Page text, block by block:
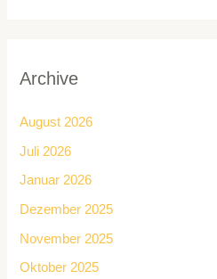
Archive
August 2026
Juli 2026
Januar 2026
Dezember 2025
November 2025
Oktober 2025